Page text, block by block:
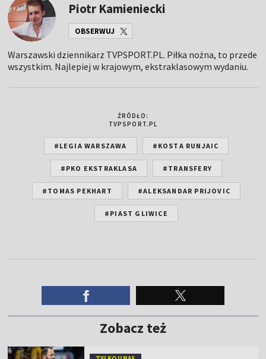
Piotr Kamieniecki
OBSERWUJ
Warszawski dziennikarz TVPSPORT.PL. Piłka nożna, to przede
wszystkim. Najlepiej w krajowym, ekstraklasowym wydaniu.
ŹRÓDŁO:
TVPSPORT.PL
#LEGIA WARSZAWA #KOSTA RUNJAIC
#PKO EKSTRAKLASA #TRANSFERY
#TOMAS PEKHART #ALEKSANDAR PRIJOVIC
#PIAST GLIWICE
Zobacz też